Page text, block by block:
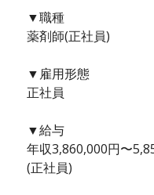
▼職種
薬剤師(正社員)
▼雇用形態
正社員
▼給与
年収3,860,000円〜
(正社員)